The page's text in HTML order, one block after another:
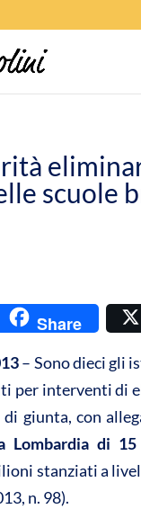
scuole
Share
– Sono dieci gli
per interventi di
giunta, con
Lombardia di
stanziati a
n. 98).